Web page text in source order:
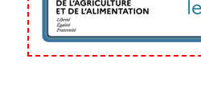
Chirac-Bellevue